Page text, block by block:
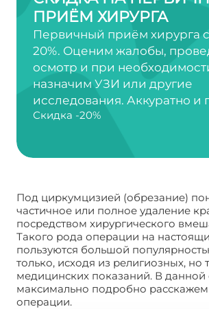
ПРИЁМ ХИРУРГА
Первичный приём хирурга
20%. Оценим жалобы,
осмотр и при
назначим УЗИ или другие
исследования. Аккуратно и
Скидка -20%
Под циркумцизией (обрезание)
частичное или полное удаление
посредством хирургического
Такого рода операции на
пользуются большой
только, исходя из религиозных, но
медицинских показаний. В данной
максимально подробно расскажем
операции.